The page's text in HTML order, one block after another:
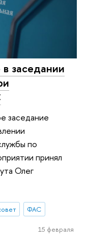
заседании
заседание
по
принял
Олег
ФАС
15 февраля